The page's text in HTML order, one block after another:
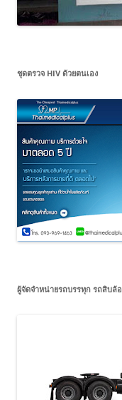
ชุดตรวจ HIV ด้วยตนเอง
ผู้จัดจำหน่ายรถบรรทุก รถสิบล้อ